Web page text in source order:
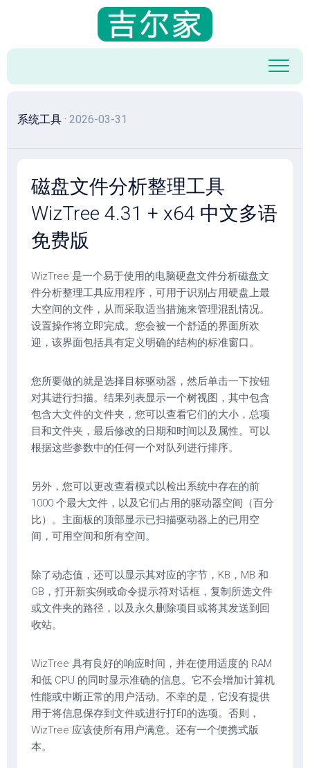
容
系统工具 · 2026-03-31
磁盘文件分析整理工具
WizTree 4.31 + x64 中文多语
免费版
WizTree 是一个易于使用的电脑硬盘文件分析磁盘文
件分析整理工具应用程序，可用于识别占用硬盘上最
大空间的文件，从而采取适当措施来管理混乱情况。
设置操作将立即完成。您会被一个舒适的界面所欢
迎，该界面包括具有定义明确的结构的标准窗口。
您所要做的就是选择目标驱动器，然后单击一下按钮
对其进行扫描。结果列表显示一个树视图，其中包含
包含大文件的文件夹，您可以查看它们的大小，总项
目和文件夹，最后修改的日期和时间以及属性。可以
根据这些参数中的任何一个对队列进行排序。
另外，您可以更改查看模式以检出系统中存在的前
1000 个最大文件，以及它们占用的驱动器空间（百分
比）。主面板的顶部显示已扫描驱动器上的已用空
间，可用空间和所有空间。
除了动态值，还可以显示其对应的字节，KB，MB 和
GB，打开新实例或命令提示符对话框，复制所选文件
或文件夹的路径，以及永久删除项目或将其发送到回
收站。
WizTree 具有良好的响应时间，并在使用适度的 RAM
和低 CPU 的同时显示准确的信息。它不会增加计算机
性能或中断正常的用户活动。不幸的是，它没有提供
用于将信息保存到文件或进行打印的选项。否则，
WizTree 应该使所有用户满意。还有一个便携式版
本。